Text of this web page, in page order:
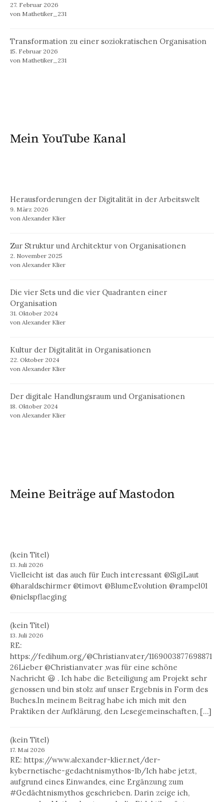
27. Februar 2026
von Mathetiker_231
Transformation zu einer soziokratischen Organisation
15. Februar 2026
von Mathetiker_231
Mein YouTube Kanal
Herausforderungen der Digitalität in der Arbeitswelt
9. März 2026
von Alexander Klier
Zur Struktur und Architektur von Organisationen
2. November 2025
von Alexander Klier
Die vier Sets und die vier Quadranten einer
Organisation
31. Oktober 2024
von Alexander Klier
Kultur der Digitalität in Organisationen
22. Oktober 2024
von Alexander Klier
Der digitale Handlungsraum und Organisationen
18. Oktober 2024
von Alexander Klier
Meine Beiträge auf Mastodon
(kein Titel)
13. Juli 2026
Vielleicht ist das auch für Euch interessant @SigiLaut
@haraldschirmer @timovt @BlumeEvolution @rampel01
@nielspflaeging
(kein Titel)
13. Juli 2026
RE:
https://fedihum.org/@Christianvater/1169003877698871
26Lieber @Christianvater ,was für eine schöne
Nachricht 😃 . Ich habe die Beteiligung am Projekt sehr
genossen und bin stolz auf unser Ergebnis in Form des
Buches.In meinem Beitrag habe ich mich mit den
Praktiken der Aufklärung, den Lesegemeinschaften, […]
(kein Titel)
17. Mai 2026
RE: https://www.alexander-klier.net/der-
kybernetische-gedachtnismythos-1b/Ich habe jetzt,
aufgrund eines Einwandes, eine Ergänzung zum
#Gedächtnismythos geschrieben. Darin zeige ich,